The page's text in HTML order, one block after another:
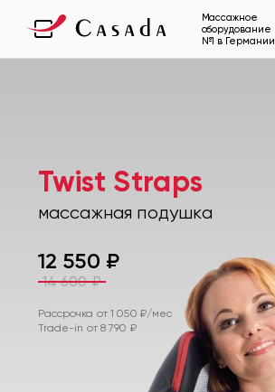
Массажное
оборудование
№1 в Германии
Twist Straps
массажная подушка
12 550 ₽
14 600₽
Рассрочка от1 050 ₽/мес
Trade-in от 8 790 ₽